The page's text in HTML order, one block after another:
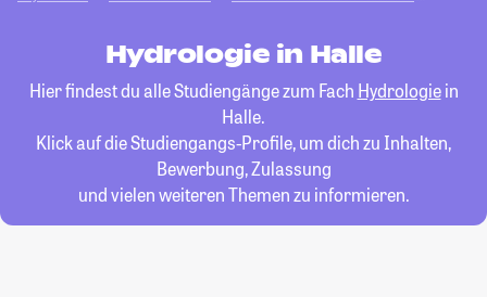
Hydrologie in Halle
Hier findest du alle Studiengänge zum Fach Hydrologiein
Halle.
Klick auf die Studiengangs-Profile, um dich zu Inhalten,
Bewerbung, Zulassung
und vielen weiteren Themen zu informieren.